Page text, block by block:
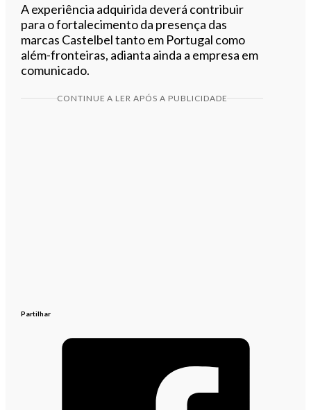
A experiência adquirida deverá contribuir
para o fortalecimento da presença das
marcas Castelbel tanto em Portugal como
além-fronteiras, adianta ainda a empresa em
comunicado.
CONTINUE A LER APÓS A PUBLICIDADE
Partilhar